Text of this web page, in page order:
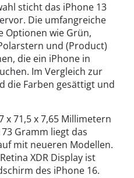
sticht das iPhone 13
Die umfangreiche
Optionen wie Grün,
und (Product)
die ein iPhone in
Im Vergleich zur
die Farben gesättigt und
x 71,5 x 7,65 Millimetern
Gramm liegt das
mit neueren Modellen.
XDR Display ist
des iPhone 16.